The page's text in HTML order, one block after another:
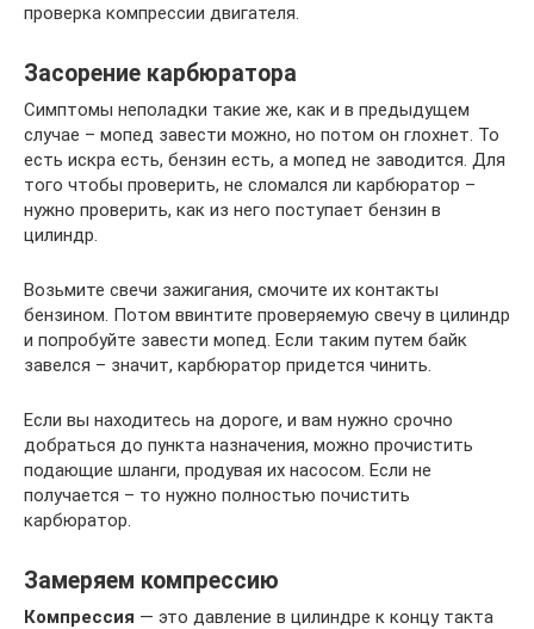
проверка компрессии двигателя.
Засорение карбюратора
Симптомы неполадки такие же, как и в предыдущем
случае – мопед завести можно, но потом он глохнет. То
есть искра есть, бензин есть, а мопед не заводится. Для
того чтобы проверить, не сломался ли карбюратор –
нужно проверить, как из него поступает бензин в
цилиндр.
Возьмите свечи зажигания, смочите их контакты
бензином. Потом ввинтите проверяемую свечу в цилиндр
и попробуйте завести мопед. Если таким путем байк
завелся – значит, карбюратор придется чинить.
Если вы находитесь на дороге, и вам нужно срочно
добраться до пункта назначения, можно прочистить
подающие шланги, продувая их насосом. Если не
получается – то нужно полностью почистить
карбюратор.
Замеряем компрессию
Компрессия — это давление в цилиндре к концу такта